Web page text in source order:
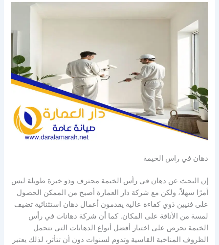
دهان في راس الخيمة
إن البحث عن دهان في رأس الخيمة محترف وذو خبرة طويلة ليس
أمرًا سهلاً، ولكن مع شركة دار العمارة أصبح من الممكن الحصول
على فنيين ذوي كفاءة عالية يقدمون أعمال دهان استثنائية تضيف
لمسة من الأناقة على المكان. كما أن شركة دهانات في رأس
الخيمة تحرص على اختيار أفضل أنواع الدهانات التي تتحمل
الظروف المناخية القاسية وتدوم لسنوات دون أن تتأثر، لذلك يعتبر